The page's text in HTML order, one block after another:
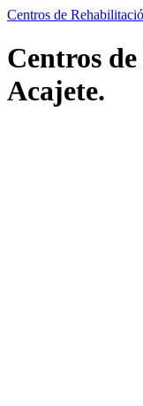
Centros de
Centros
Acajete.